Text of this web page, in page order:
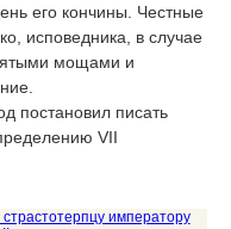
его кончины. Честные
исповедника, в случае
мощами и
постановил писать
VII